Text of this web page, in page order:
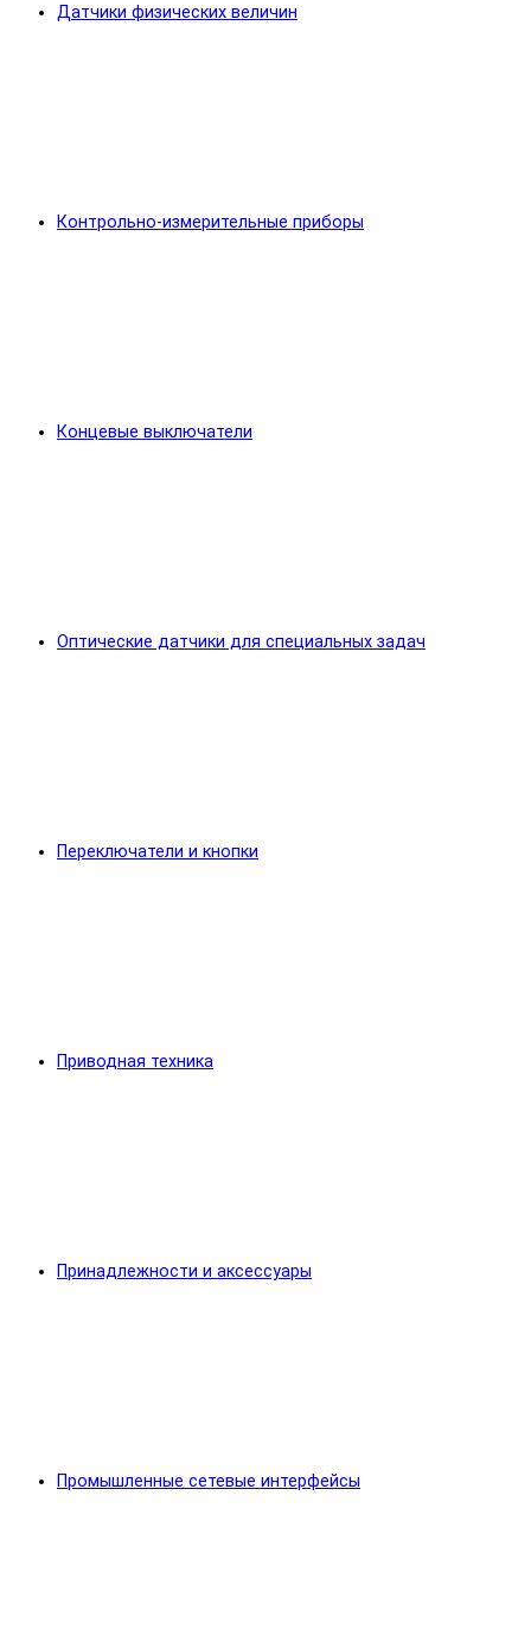
Датчики физических величин
Контрольно-измерительные приборы
Концевые выключатели
Оптические датчики для специальных задач
Переключатели и кнопки
Приводная техника
Принадлежности и аксессуары
Промышленные сетевые интерфейсы